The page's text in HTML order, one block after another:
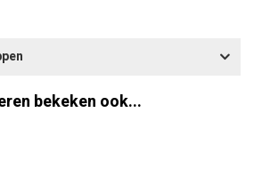
bekeken ook...